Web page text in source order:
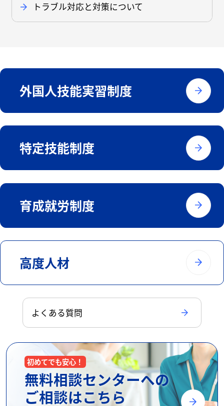
トラブル対応と対策について
外国人技能実習制度
特定技能制度
育成就労制度
高度人材
よくある質問
初めてでも安心！
無料相談センターへの
ご相談はこちら